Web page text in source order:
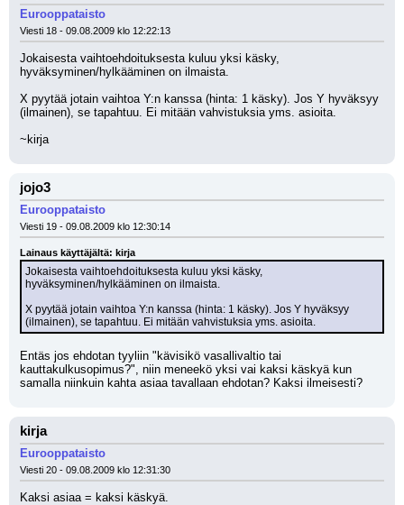
Eurooppataisto
Viesti 18 - 09.08.2009 klo 12:22:13
Jokaisesta vaihtoehdoituksesta kuluu yksi käsky,
hyväksyminen/hylkääminen on ilmaista.
X pyytää jotain vaihtoa Y:n kanssa (hinta: 1 käsky). Jos Y hyväksyy
(ilmainen), se tapahtuu. Ei mitään vahvistuksia yms. asioita.
~kirja
jojo3
Eurooppataisto
Viesti 19 - 09.08.2009 klo 12:30:14
Lainaus käyttäjältä: kirja
Jokaisesta vaihtoehdoituksesta kuluu yksi käsky,
hyväksyminen/hylkääminen on ilmaista.
X pyytää jotain vaihtoa Y:n kanssa (hinta: 1 käsky). Jos Y hyväksyy
(ilmainen), se tapahtuu. Ei mitään vahvistuksia yms. asioita.
Entäs jos ehdotan tyyliin "kävisikö vasallivaltio tai
kauttakulkusopimus?", niin meneekö yksi vai kaksi käskyä kun
samalla niinkuin kahta asiaa tavallaan ehdotan? Kaksi ilmeisesti?
kirja
Eurooppataisto
Viesti 20 - 09.08.2009 klo 12:31:30
Kaksi asiaa = kaksi käskyä.